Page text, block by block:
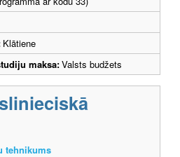
Klātiene
maksa:Valsts budžets
tehnikums